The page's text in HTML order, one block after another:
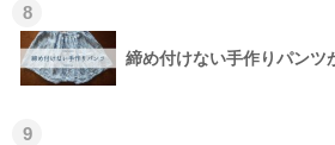
8
締め付けない手作りパンツ
9